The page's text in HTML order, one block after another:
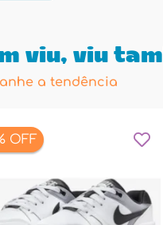
viu, viu
a tendência
OFF